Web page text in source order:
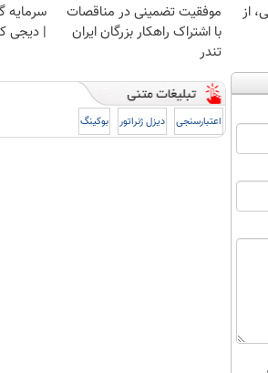
از
موفقیت تضمینی در مناقصات
با اشتراک راهکار بزرگان ایران
تندر
سرمایه
| دیجی
اعتبارسنجی دیزل ژنراتور بوکینگ